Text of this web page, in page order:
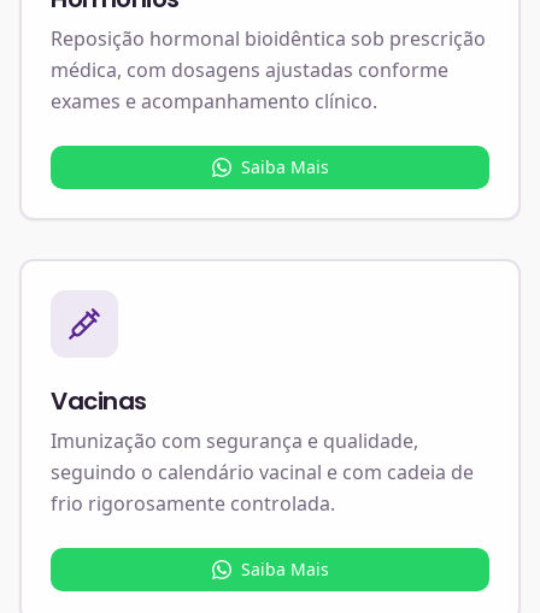
Reposição hormonal bioidêntica sob prescrição
médica, com dosagens ajustadas conforme
exames e acompanhamento clínico.
Saiba Mais
Vacinas
Imunização com segurança e qualidade,
seguindo o calendário vacinal e com cadeia de
frio rigorosamente controlada.
Saiba Mais